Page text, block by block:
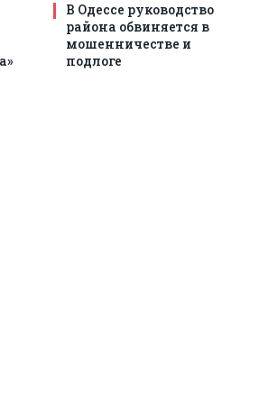
В Одессе руководство
района обвиняется в
мошенничестве и
подлоге